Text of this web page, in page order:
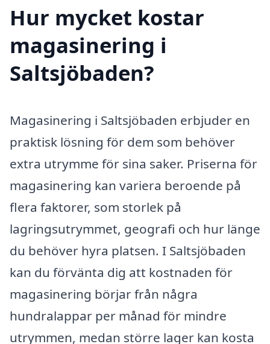
Hur mycket kostar
magasinering i
Saltsjöbaden?
Magasinering i Saltsjöbaden erbjuder en
praktisk lösning för dem som behöver
extra utrymme för sina saker. Priserna för
magasinering kan variera beroende på
flera faktorer, som storlek på
lagringsutrymmet, geografi och hur länge
du behöver hyra platsen. I Saltsjöbaden
kan du förvänta dig att kostnaden för
magasinering börjar från några
hundralappar per månad för mindre
utrymmen, medan större lager kan kosta